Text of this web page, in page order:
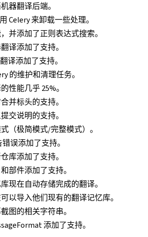
器翻译后端。
Celery 来卸载一些处理。
并添加了正则表达式搜索。
译添加了支持。
译添加了支持。
的维护和清理任务。
性能几乎 25%。
并标头的支持。
交说明的支持。
（极简模式/完整模式）。
误添加了支持。
库添加了支持。
部件添加了支持。
现在自动存储完成的翻译。
以导入他们现有的翻译记忆库。
图的相关字符串。
添加了支持。